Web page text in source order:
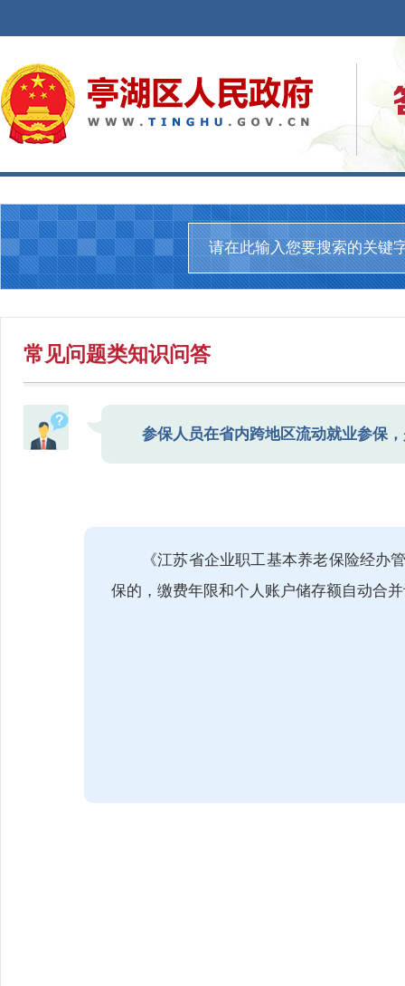
常见问题类知识问答
参保人员在省内跨地区流动就业参保
《江苏省企业职工基本养老保险经
保的，缴费年限和个人账户储存额自动合